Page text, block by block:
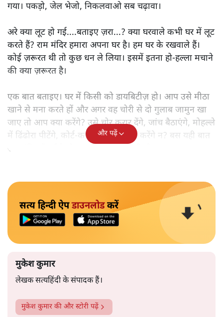
गया। पकड़ो, जेल भेजो, निकलवाओ सब चढ़ावा।
अरे क्या लूट हो गई....बताइए ज़रा...? क्या घरवाले कभी घर में लूट
करते हैं? राम मंदिर हमारा अपना घर है। हम घर के रखवाले हैं।
कोई ज़रूरत थी तो कुछ धन ले लिया। इसमें इतना हो-हल्ला मचाने
की क्या ज़रूरत है।
एक बात बताइए। घर में किसी को डायबिटीज़ हो। आप उसे मीठा
खाने से मना करते हों और अगर वह चोरी से दो गुलाब जामुन खा
जाए तो आप क्या करेंगे? उसे चोर करार देंगे, जांच बैठाएंगे, मोहल्ले
में ढिंढोरा पीटेंगे, कोर्ट-कचहरी करेंगे? नहीं करेंगे न? बस यही बात
राम मंदिर में हुई है तो आप लगे हो छाती पीटने।
और पढ़ें
सत्य हिन्दी ऐपडाउनलोडकरें
मुकेश कुमार
लेखक सत्यहिंदी के संपादक हैं।
मुकेश कुमार की और स्टोरी पढ़ें